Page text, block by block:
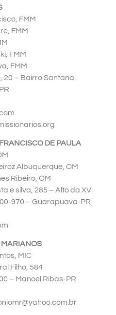
FMM
FMM
FMM
FMM
20 – Bairro Santana
DE PAULA
Albuquerque, OM
Ribeiro, OM
e silva, 285 – Alto da XV
970 – Guarapuava-PR
MARIANOS
MIC
Filho, 584
– Manoel Ribas-PR